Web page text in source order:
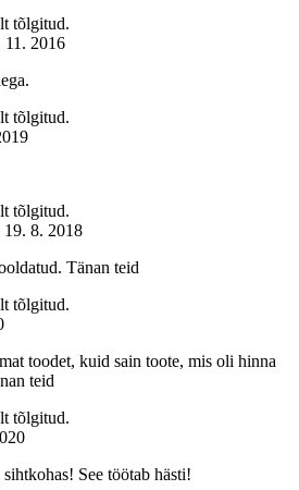
tõlgitud.
11. 2016
tõlgitud.
tõlgitud.
19. 8. 2018
Tänan teid
tõlgitud.
toodet, kuid sain toote, mis oli hinna
teid
tõlgitud.
See töötab hästi!